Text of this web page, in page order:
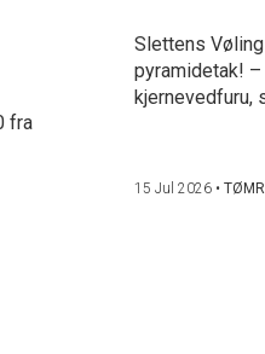
fra
Slettens
pyramidetak!
kjernevedfuru,
15 Jul 2026•